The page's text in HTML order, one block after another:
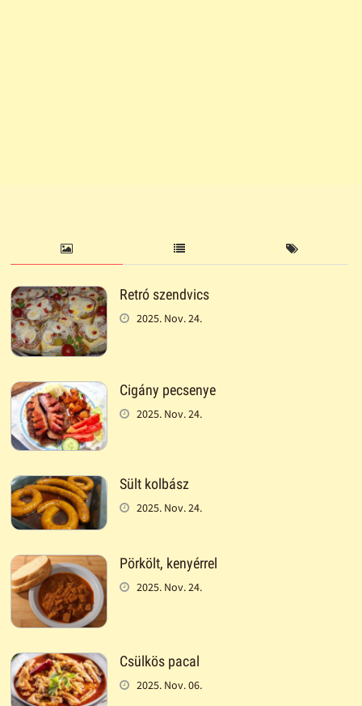
Retró szendvics
2025. Nov. 24.
Cigány pecsenye
2025. Nov. 24.
Sült kolbász
2025. Nov. 24.
Pörkölt, kenyérrel
2025. Nov. 24.
Csülkös pacal
2025. Nov. 06.